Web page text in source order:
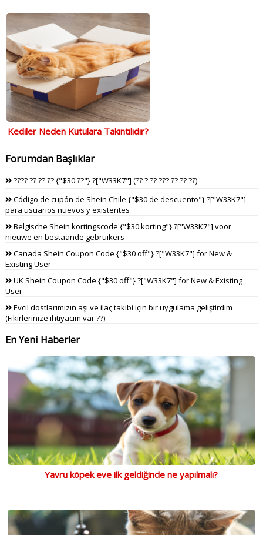
Kediler Neden Kutulara Takıntılıdır?
Forumdan Başlıklar
???? ?? ?? ?? {"$30 ??"} ?["W33K7"] (?? ? ?? ??? ?? ?? ??)
Código de cupón de Shein Chile {"$30 de descuento"} ?["W33K7"]
para usuarios nuevos y existentes
Belgische Shein kortingscode {"$30 korting"} ?["W33K7"] voor
nieuwe en bestaande gebruikers
Canada Shein Coupon Code {"$30 off"} ?["W33K7"] for New &
Existing User
UK Shein Coupon Code {"$30 off"} ?["W33K7"] for New & Existing
User
Evcil dostlarımızın aşı ve ilaç takibi için bir uygulama geliştirdim
(Fikirlerinize ihtiyacım var ??)
En Yeni Haberler
Yavru köpek eve ilk geldiğinde ne yapılmalı?